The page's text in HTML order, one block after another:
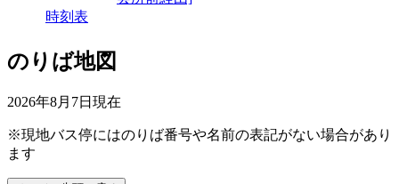
時刻表
のりば地図
2026年8月7日 現在
※現地バス停にはのりば番号や名前の表記がない場合があり
ます